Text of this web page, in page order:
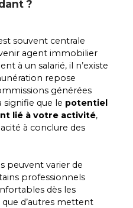
?
souvent centrale
agent immobilier
à un salarié, il n’existe
repose
générées
signifie que le potentiel
lié à votre activité,
à conclure des
peuvent varier de
professionnels
dès les
d’autres mettent